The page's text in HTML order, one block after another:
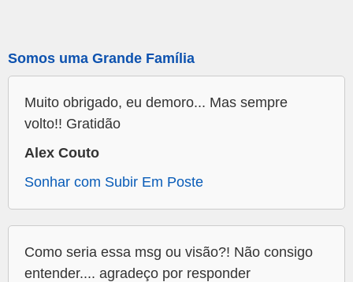
Somos uma Grande Família
Muito obrigado, eu demoro... Mas sempre
volto!! Gratidão
Alex Couto
Sonhar com Subir Em Poste
Como seria essa msg ou visão?! Não consigo
entender.... agradeço por responder